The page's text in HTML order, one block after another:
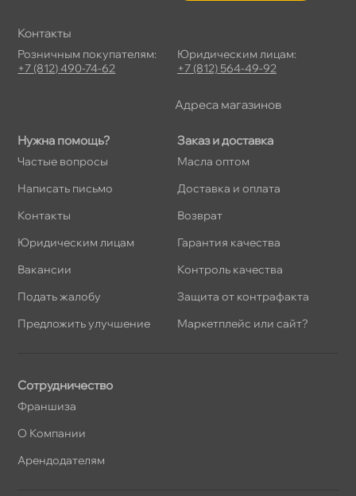
Нужна помощь?
Частые вопросы
Написать письмо
Контакты
Юридическим лицам
акансии
Подать жалобу
Предложить улучшение
Заказ и доставка
Масла оптом
Доставка и оплата
озврат
Гарантия качества
Контроль качества
Защита от контрафакта
Маркетплейс или сайт?
Сотрудничество
Франшиза
О Компании
Арендодателям
Контакты
Розничным покупателям:
+7 (812) 490-74-62
Юридическим лицам:
+7 (812) 564-49-92
Адреса магазино